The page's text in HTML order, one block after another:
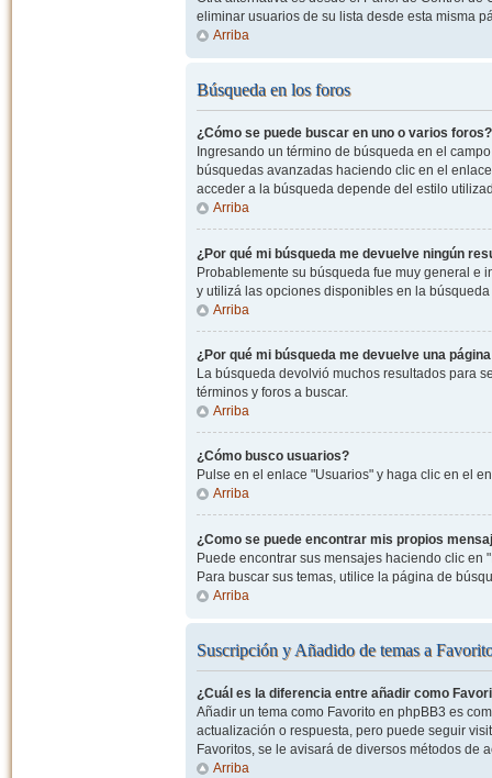
eliminar usuarios de su lista desde esta misma
Arriba
Búsqueda en los foros
¿Cómo se puede buscar en uno o varios foros?
Ingresando un término de búsqueda en el
búsquedas avanzadas haciendo clic en el
acceder a la búsqueda depende del estilo
Arriba
¿Por qué mi búsqueda me devuelve ningún
Probablemente su búsqueda fue muy general e
y utilizá las opciones disponibles en la
Arriba
¿Por qué mi búsqueda me devuelve una
La búsqueda devolvió muchos resultados para
términos y foros a buscar.
Arriba
¿Cómo busco usuarios?
Pulse en el enlace "Usuarios" y haga clic en el
Arriba
¿Como se puede encontrar mis propios
Puede encontrar sus mensajes haciendo clic en
Para buscar sus temas, utilice la página de
Arriba
Suscripción y Añadido de temas a
¿Cuál es la diferencia entre añadir como
Añadir un tema como Favorito en phpBB3 es
actualización o respuesta, pero puede seguir
Favoritos, se le avisará de diversos métodos de
Arriba